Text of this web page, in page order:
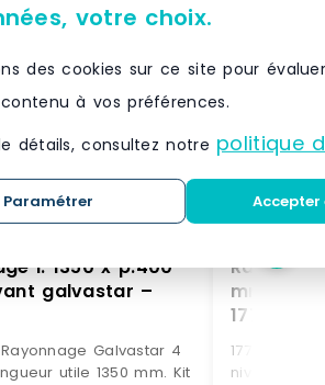
l. 1350 x p.400
galvastar –
Galvastar 4
utile 1350 mm. Kit
mm
1778041
1778041 -
niveaux
votre choix.
des cookies sur ce site pour
à vos préférences.
détails, consultez notre politique
Paramétrer